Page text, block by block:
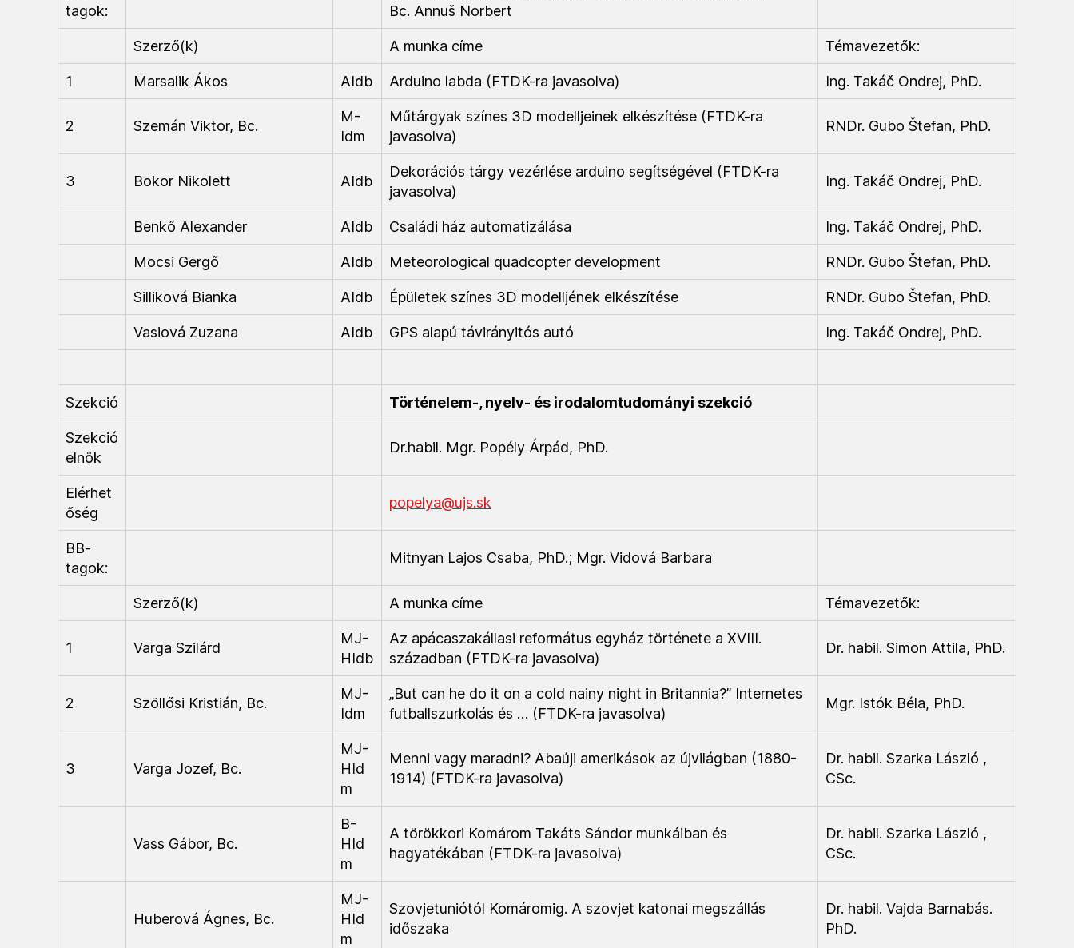
tagok:
Bc. Annuš Norbert
Szerző(k) A munka címe Témavezetők:
1 Marsalik Ákos AIdb Arduino labda (FTDK-ra javasolva) Ing. Takáč Ondrej, PhD.
2 Szemán Viktor, Bc.
M-
Idm
Műtárgyak színes 3D modelljeinek elkészítése (FTDK-ra
javasolva)
RNDr. Gubo Štefan, PhD.
3 Bokor Nikolett AIdb
Dekorációs tárgy vezérlése arduino segítségével (FTDK-ra
javasolva)
Ing. Takáč Ondrej, PhD.
Benkő Alexander AIdb Családi ház automatizálása Ing. Takáč Ondrej, PhD.
Mocsi Gergő AIdb Meteorological quadcopter development RNDr. Gubo Štefan, PhD.
Silliková Bianka AIdb Épületek színes 3D modelljének elkészítése RNDr. Gubo Štefan, PhD.
Vasiová Zuzana AIdb GPS alapú távirányitós autó Ing. Takáč Ondrej, PhD.
Szekció Történelem-, nyelv- és irodalomtudományi szekció
Szekció
elnök
Dr.habil. Mgr. Popély Árpád, PhD.
Elérhet
őség
popelya@ujs.sk
BB-
tagok:
Mitnyan Lajos Csaba, PhD.; Mgr. Vidová Barbara
Szerző(k) A munka címe Témavezetők:
1 Varga Szilárd
MJ-
HIdb
Az apácaszakállasi református egyház története a XVIII.
században (FTDK-ra javasolva)
Dr. habil. Simon Attila, PhD.
2 Szöllősi Kristián, Bc.
MJ-
Idm
„But can he do it on a cold nainy night in Britannia?” Internetes
futballszurkolás és … (FTDK-ra javasolva)
Mgr. Istók Béla, PhD.
3 Varga Jozef, Bc.
MJ-
HId
m
Menni vagy maradni? Abaúji amerikások az újvilágban (1880-
1914) (FTDK-ra javasolva)
Dr. habil. Szarka László ,
CSc.
Vass Gábor, Bc.
B-
HId
m
A törökkori Komárom Takáts Sándor munkáiban és
hagyatékában (FTDK-ra javasolva)
Dr. habil. Szarka László ,
CSc.
Huberová Ágnes, Bc.
MJ-
HId
m
Szovjetuniótól Komáromig. A szovjet katonai megszállás
időszaka
Dr. habil. Vajda Barnabás.
PhD.